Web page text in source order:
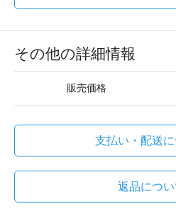
その他の詳細情報
販売価格
支払い・配送
返品につい